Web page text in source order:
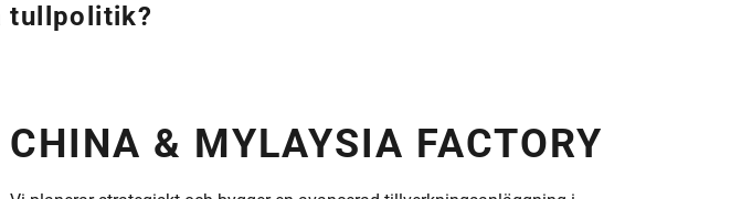
tullpolitik?
CHINA & MYLAYSIA FACTORY